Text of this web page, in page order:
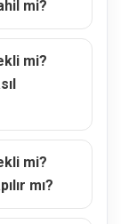
mi?
mi?
mi?
mı?